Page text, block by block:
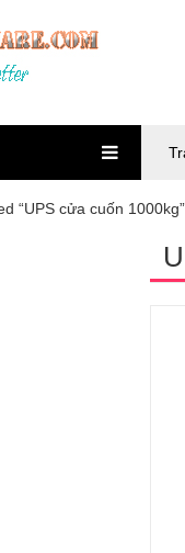
“UPS cửa cuốn 1000kg”